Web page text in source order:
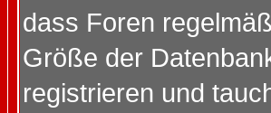
dass Foren
Größe der
registrieren und